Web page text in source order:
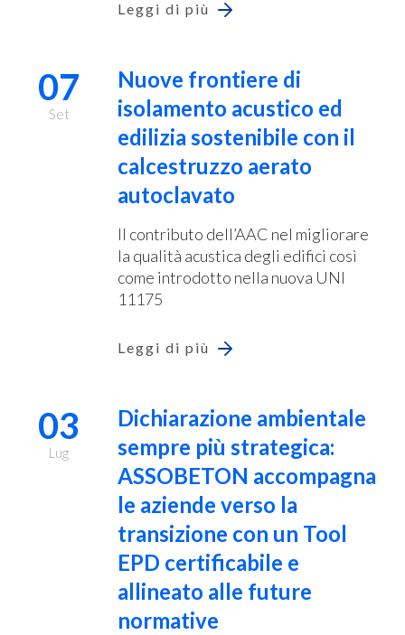
Leggi di più
07
Set
Nuove frontiere di
isolamento acustico ed
edilizia sostenibile con il
calcestruzzo aerato
autoclavato
Il contributo dell’AAC nel migliorare
la qualità acustica degli edifici così
come introdotto nella nuova UNI
11175
Leggi di più
03
Lug
Dichiarazione ambientale
sempre più strategica:
ASSOBETON accompagna
le aziende verso la
transizione con un Tool
EPD certificabile e
allineato alle future
normative